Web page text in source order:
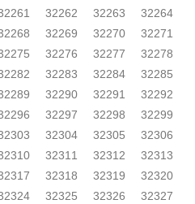
32262 32263
32264
32269 32270
32271
32276 32277
32278
32283 32284
32285
32290 32291
32292
32297 32298
32299
32304 32305
32306
32311 32312
32313
32318 32319
32320
32325 32326
32327